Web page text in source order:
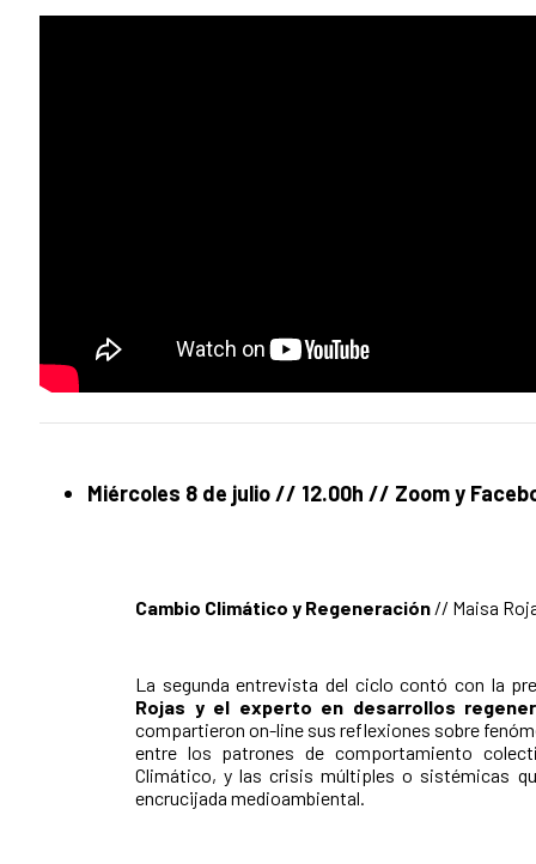
Miércoles 8 de julio // 12.00h // Zoom y
Cambio Climático y Regeneración // Maisa
La segunda entrevista del ciclocontó con la
Rojas y el experto en desarrollos
compartieron on-line sus reflexiones sobre
entre los patrones de comportamiento
Climático, y las crisis múltiples o sistémicas
encrucijada medioambiental.